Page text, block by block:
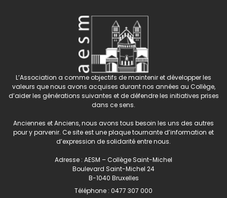
L’Association a comme objectifs de maintenir et développer les
valeurs que nous avons acquises durant nos années au Collège,
d’aider les générations suivantes et de défendre les initiatives prises
dans ce sens.
Anciennes et Anciens, nous avons tous besoin les uns des autres
pour y parvenir. Ce site est une plaque tournante d’information et
d’expression de solidarité entre nous.
Adresse : AESM – Collège Saint-Michel
Boulevard Saint-Michel 24
B-1040 Bruxelles
Téléphone : 0477 307 000